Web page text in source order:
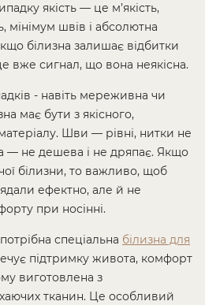
якість — це м’якість,
мінімум швів і абсолютна
білизна залишає відбитки
вже сигнал, що вона неякісна.
- навіть мереживна чи
має бути з якісного,
Шви — рівні, нитки не
— не дешева і не дряпає. Якщо
білизни, то важливо, щоб
ефектно, але й не
при носінні.
спеціальна білизна для
підтримку живота, комфорт
виготовлена з
тканин. Це особливий